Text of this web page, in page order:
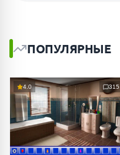
ПОПУЛЯРНЫЕ
4.0 315